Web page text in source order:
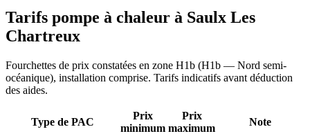
Tarifs pompe à chaleur à Saulx Les
Chartreux
Fourchettes de prix constatées en zone H1b (H1b — Nord semi-
océanique), installation comprise. Tarifs indicatifs avant déduction
des aides.
Type de PAC
Prix
minimum
Prix
maximum
Note